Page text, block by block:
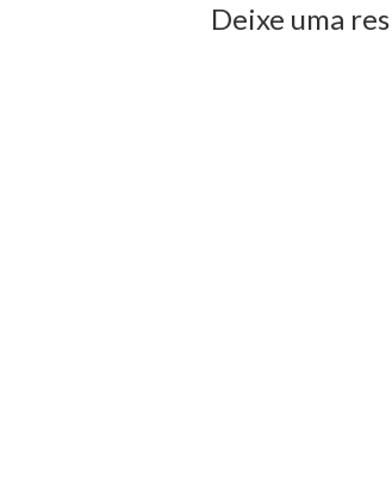
Deixe uma